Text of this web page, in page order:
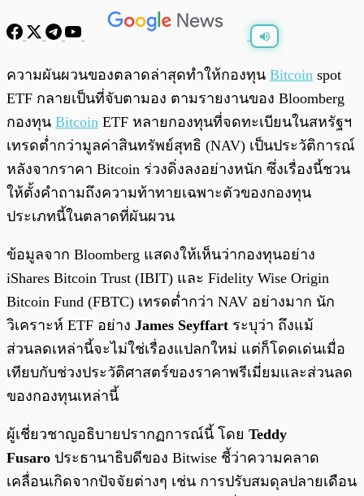
พร้อมเล่น
ความผันผวนของตลาดล่าสุดทำให้กองทุน Bitcoin spot
ETF กลายเป็นที่จับตามอง ตามรายงานของ Bloomberg
กองทุน Bitcoin ETF หลายกองทุนที่จดทะเบียนในสหรัฐฯ
เทรดต่ำกว่ามูลค่าสินทรัพย์สุทธิ (NAV) เป็นประวัติการณ์
หลังจากราคา Bitcoin ร่วงดิ่งลงอย่างหนัก ซึ่งเรื่องนี้ชวน
ให้ตั้งคำถามถึงความท้าทายเฉพาะตัวของกองทุน
ประเภทนี้ในตลาดที่ผันผวน
ข้อมูลจาก Bloomberg แสดงให้เห็นว่ากองทุนอย่าง
iShares Bitcoin Trust (IBIT) และ Fidelity Wise Origin
Bitcoin Fund (FBTC) เทรดต่ำกว่า NAV อย่างมาก นัก
วิเคราะห์ ETF อย่าง James Seyffart ระบุว่า ถึงแม้
ส่วนลดเหล่านี้จะไม่ใช่เรื่องแปลกใหม่ แต่ก็โดดเด่นเมื่อ
เทียบกับช่วงประวัติศาสตร์ของราคาพรีเมี่ยมและส่วนลด
ของกองทุนเหล่านี้
ผู้เชี่ยวชาญอธิบายปรากฏการณ์นี้ โดย Teddy
Fusaro ประธานาธิบดีของ Bitwise ชี้ว่าความคลาด
เคลื่อนเกิดจากปัจจัยต่างๆ เช่น การปรับสมดุลปลายเดือน